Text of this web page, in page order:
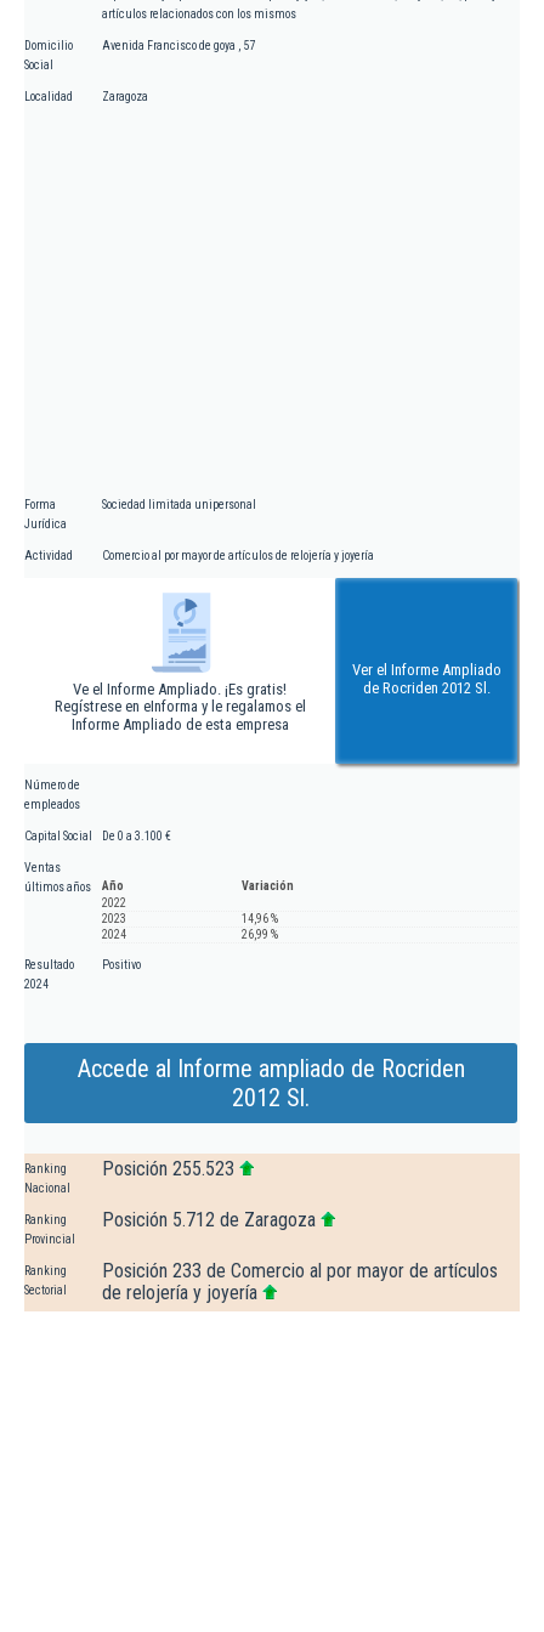
artículos relacionados con los mismos
Domicilio
Social
Avenida Francisco de goya , 57
Localidad Zaragoza
Forma
Jurídica
Sociedad limitada unipersonal
Actividad Comercio al por mayor de artículos de relojería y joyería
Ve el Informe Ampliado. ¡Es gratis!
Regístrese en eInforma y le regalamos el
Informe Ampliado de esta empresa
Ver el Informe Ampliado
de Rocriden 2012 Sl.
Número de
empleados
Capital Social De 0 a 3.100 €
Ventas
últimos años
Año
Variación
2022
2023
14,96 %
2024
26,99 %
Resultado
2024
Positivo
Accede al Informe ampliado de Rocriden
2012 Sl.
Ranking
Nacional
Posición 255.523
Ranking
Provincial
Posición 5.712 de Zaragoza
Ranking
Sectorial
Posición 233 de Comercio al por mayor de artículos
de relojería y joyería